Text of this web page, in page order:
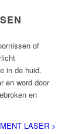
of
in de huid.
en word door
en
LASER >